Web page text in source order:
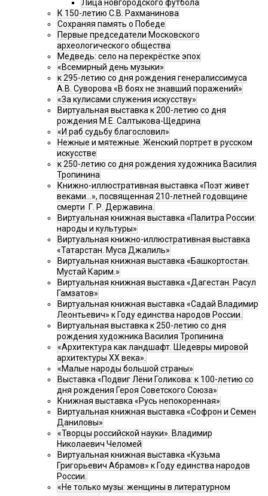
Лица новгородского футбола
К 150-летию С.В. Рахманинова
Сохраняя память о Победе
Первые председатели Московского
археологического общества
Медведь: село на перекрёстке эпох
«Всемирный день музыки»
к 295-летию со дня рождения генералиссимуса
А.В. Суворова «В боях не знавший поражений»
«За кулисами служения искусству»
Виртуальная выставка к 200-летию со дня
рождения М.Е. Салтыкова-Щедрина
«И раб судьбу благословил»
Нежные и мятежные. Женский портрет в русском
искусстве
к 250-летию со дня рождения художника Василия
Тропинина
Книжно-иллюстративная выставка «Поэт живет
веками…», посвященная 210-летней годовщине
смерти Г. Р. Державина.
Виртуальная книжная выставка «Палитра России:
народы и культуры»
Виртуальная книжно-иллюстративная выставка
«Татарстан. Муса Джалиль»
Виртуальная книжная выставка «Башкортостан.
Мустай Карим.»
Виртуальная книжная выставка «Дагестан. Расул
Гамзатов»
Виртуальная книжная выставка «Садай Владимир
Леонтьевич» к Году единства народов России.
Виртуальная выставка к 250-летию со дня
рождения художника Василия Тропинина
«Архитектура как ландшафт. Шедевры мировой
архитектуры XX века».
«Малые народы большой страны»
Выставка «Подвиг Лёни Голикова: к 100-летию со
дня рождения Героя Советского Союза»
Книжная выставка «Русь непокоренная»
Виртуальная книжная выставка «Софрон и Семен
Даниловы»
«Творцы российской науки». Владимир
Николаевич Челомей
Виртуальная книжная выставка «Кузьма
Григорьевич Абрамов» к Году единства народов
России.
«Не только музы: женщины в литературном